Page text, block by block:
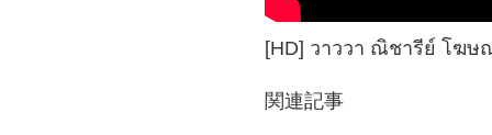
[HD] วาววา ณิชารีย์ โฆษ
関連記事